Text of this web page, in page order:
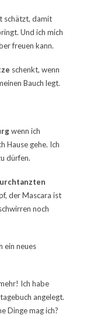
schätzt, damit
Und ich mich
freuen kann.
schenkt, wenn
Bauch legt.
wenn ich
Hause gehe. Ich
dürfen.
der Mascara ist
noch
ein neues
Ich habe
angelegt.
Dinge mag ich?